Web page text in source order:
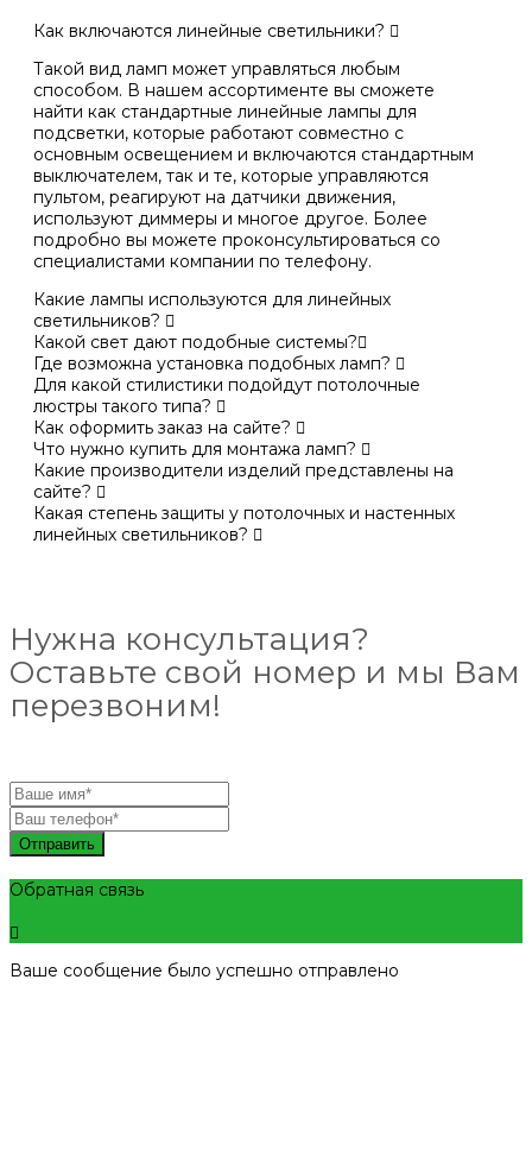
Как включаются линейные светильники?
Такой вид ламп может управляться любым
способом. В нашем ассортименте вы сможете
найти как стандартные линейные лампы для
подсветки, которые работают совместно с
основным освещением и включаются стандартным
выключателем, так и те, которые управляются
пультом, реагируют на датчики движения,
используют диммеры и многое другое. Более
подробно вы можете проконсультироваться со
специалистами компании по телефону.
Какие лампы используются для линейных
светильников?
Какой свет дают подобные системы?
Где возможна установка подобных ламп?
Для какой стилистики подойдут потолочные
люстры такого типа?
Как оформить заказ на сайте?
Что нужно купить для монтажа ламп?
Какие производители изделий представлены на
сайте?
Какая степень защиты у потолочных и настенных
линейных светильников?
Нужна консультация?
Оставьте свой номер и мы Вам
перезвоним!
Отправить
Обратная связь
Ваше сообщение было успешно отправлено